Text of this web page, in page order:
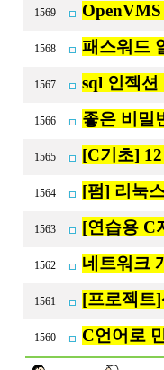
1569
1568 패스워드
1567 sql 인젝션
1566 좋은 비밀
1565 [C기초]
1564 [펌] 리눅
1563 [연습용 C
1562 네트워크
1561 [프로젝트
1560 C언어로